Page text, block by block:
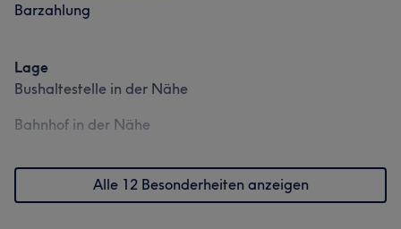
Barzahlung
Lage
Bushaltestelle in der Nähe
Bahnhof in der Nähe
Alle 12 Besonderheiten anzeigen